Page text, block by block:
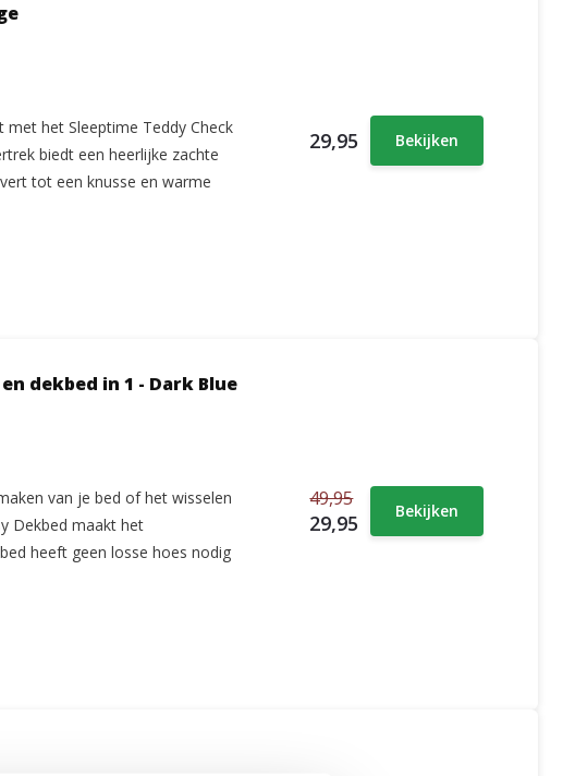
het Sleeptime Teddy Check
biedt een heerlijke zachte
tot een knusse en warme
29,95 Bekijken
dekbed in 1 - Dark Blue
van je bed of het wisselen
Dekbed maakt het
heeft geen losse hoes nodig
49,95
29,95 Bekijken